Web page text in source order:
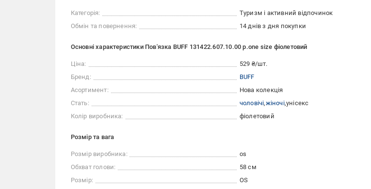
Категорія:
Туризм і активний відпочинок
Обмін та повернення:
14 днів з дня покупки
Основні характеристики Пов'язка BUFF 131422.607.10.00 р.one size фіолетовий
Ціна:
529 ₴/шт.
Бренд:
BUFF
Асортимент:
Нова колекція
Стать:
чоловічі жіночі унісекс
Колір виробника:
фіолетовий
Розмір та вага
Розмір виробника:
os
Обхват голови:
58 см
Розмір:
OS